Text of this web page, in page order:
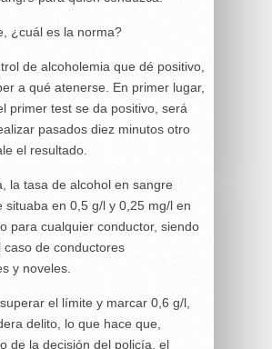
¿cuál es la norma?
de alcoholemia que dé positivo,
a qué atenerse. En primer lugar,
primer test se da positivo, será
pasados diez minutos otro
el resultado.
la tasa de alcohol en sangre
situaba en 0,5 g/l y 0,25 mg/l en
para cualquier conductor, siendo
caso de conductores
y noveles.
el límite y marcar 0,6 g/l,
delito, lo que hace que,
de la decisión del policía, el